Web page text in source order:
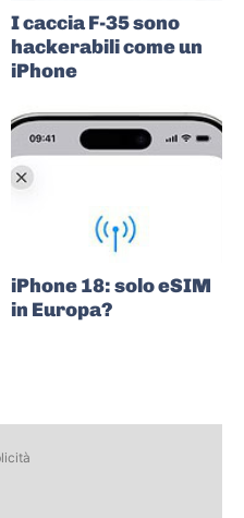
I caccia F-35 sono
hackerabili come un
iPhone
iPhone 18: solo eSIM
in Europa?